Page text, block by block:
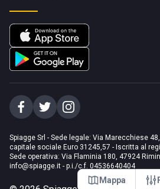
Mappa
Spiagge Srl - Sede legale: Via Marecchiese
capitale sociale Euro 31245,57 - Iscritta al
Sede operativa: Via Flaminia 180, 47924
info@spiagge.it - p.i./c.f. 04536640404